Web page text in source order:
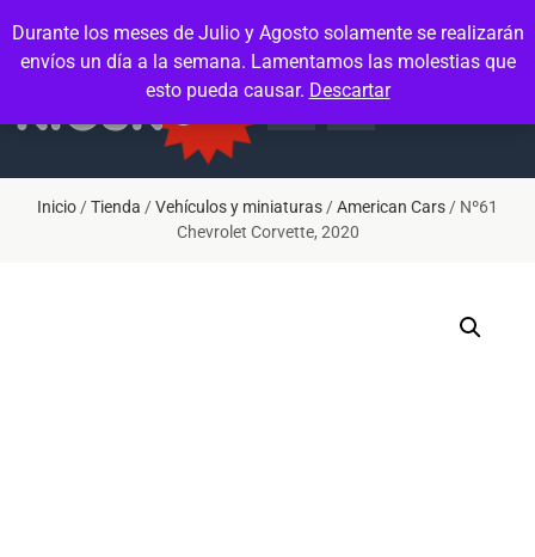
Durante los meses de Julio y Agosto solamente se realizarán
envíos un día a la semana. Lamentamos las molestias que
esto pueda causar. Descartar
Inicio /Tienda /Vehículos y miniaturas /American Cars / Nº61
Chevrolet Corvette, 2020